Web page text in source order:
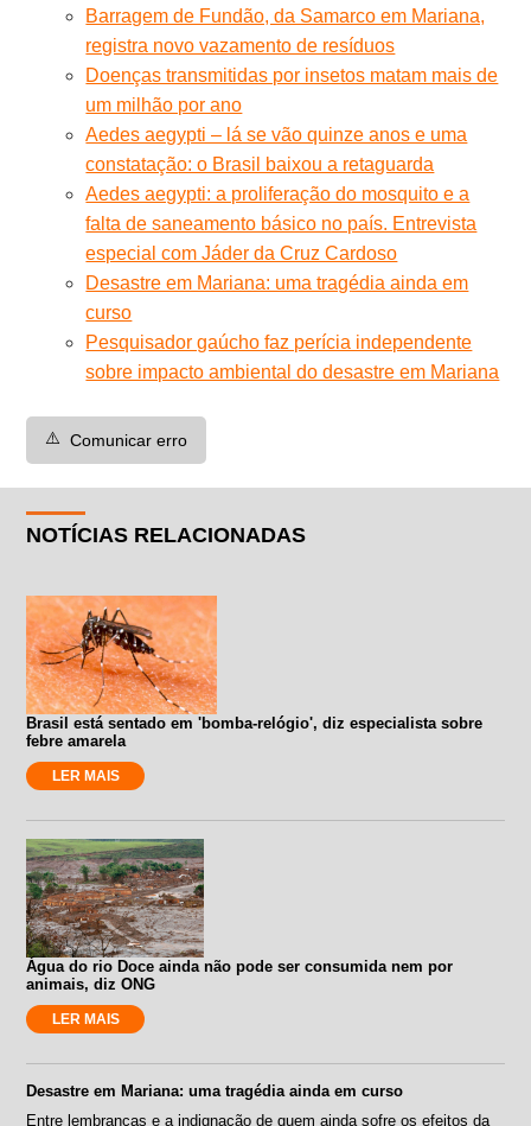
Barragem de Fundão, da Samarco em Mariana,
registra novo vazamento de resíduos
Doenças transmitidas por insetos matam mais de
um milhão por ano
Aedes aegypti – lá se vão quinze anos e uma
constatação: o Brasil baixou a retaguarda
Aedes aegypti: a proliferação do mosquito e a
falta de saneamento básico no país. Entrevista
especial com Jáder da Cruz Cardoso
Desastre em Mariana: uma tragédia ainda em
curso
Pesquisador gaúcho faz perícia independente
sobre impacto ambiental do desastre em Mariana
⚠️ Comunicar erro
NOTÍCIAS RELACIONADAS
Brasil está sentado em 'bomba-relógio', diz especialista sobre
febre amarela
LER MAIS
Água do rio Doce ainda não pode ser consumida nem por
animais, diz ONG
LER MAIS
Desastre em Mariana: uma tragédia ainda em curso
Entre lembranças e a indignação de quem ainda sofre os efeitos da